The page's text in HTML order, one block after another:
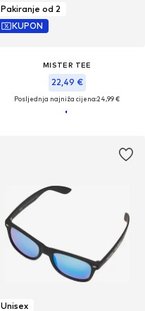
Pakiranje od 2
KUPON
MISTER TEE
22,49 €
Posljednja najniža cijena:24,99 €
Unisex